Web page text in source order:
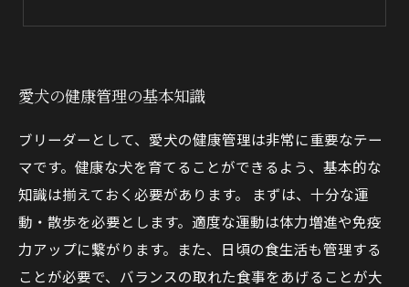
愛犬の健康管理の基本知識
ブリーダーとして、愛犬の健康管理は非常に重要なテー
マです。健康な犬を育てることができるよう、基本的な
知識は揃えておく必要があります。 まずは、十分な運
動・散歩を必要とします。適度な運動は体力増進や免疫
力アップに繋がります。また、日頃の食生活も管理する
ことが必要で、バランスの取れた食事をあげることが大